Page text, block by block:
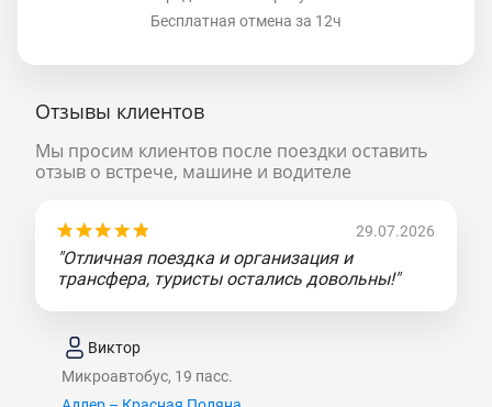
Бесплатная отмена за 12ч
Отзывы клиентов
Мы просим клиентов после поездки оставить
отзыв о встрече, машине и водителе
29.07.2026
"Отличная поездка и организация и
трансфера, туристы остались довольны!"
Виктор
Микроавтобус, 19 пасс.